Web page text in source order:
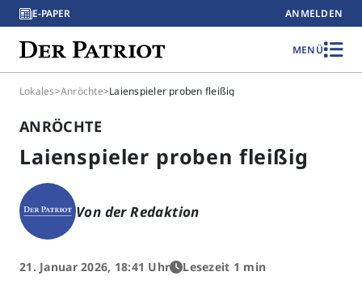
E-PAPER ANMELDEN
MENÜ
Lokales>Anröchte>Laienspieler proben fleißig
ANRÖCHTE
Laienspieler proben fleißig
Von der Redaktion
21. Januar 2026, 18:41 Uhr Lesezeit 1 min